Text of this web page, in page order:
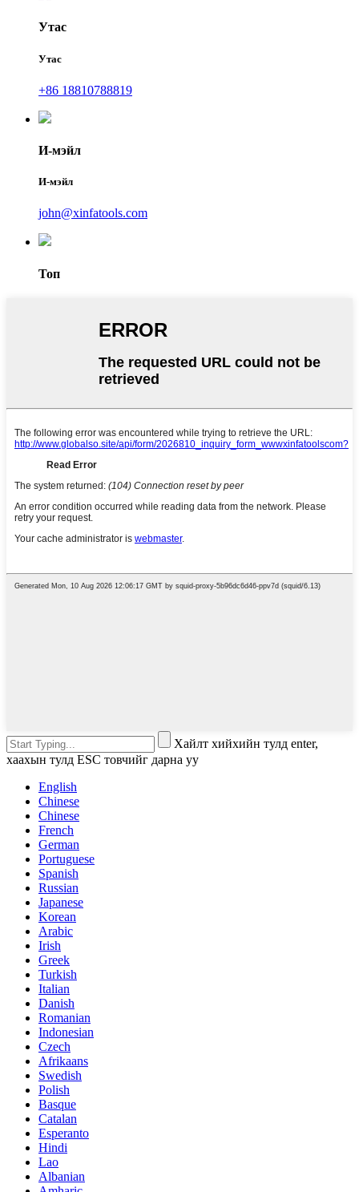
Утас
Утас
+86 18810788819
И-мэйл
И-мэйл
john@xinfatools.com
Топ
Хайлт хийхийн тулд enter,
хаахын тулд ESC товчийг дарна уу
English
Chinese
Chinese
French
German
Portuguese
Spanish
Russian
Japanese
Korean
Arabic
Irish
Greek
Turkish
Italian
Danish
Romanian
Indonesian
Czech
Afrikaans
Swedish
Polish
Basque
Catalan
Esperanto
Hindi
Lao
Albanian